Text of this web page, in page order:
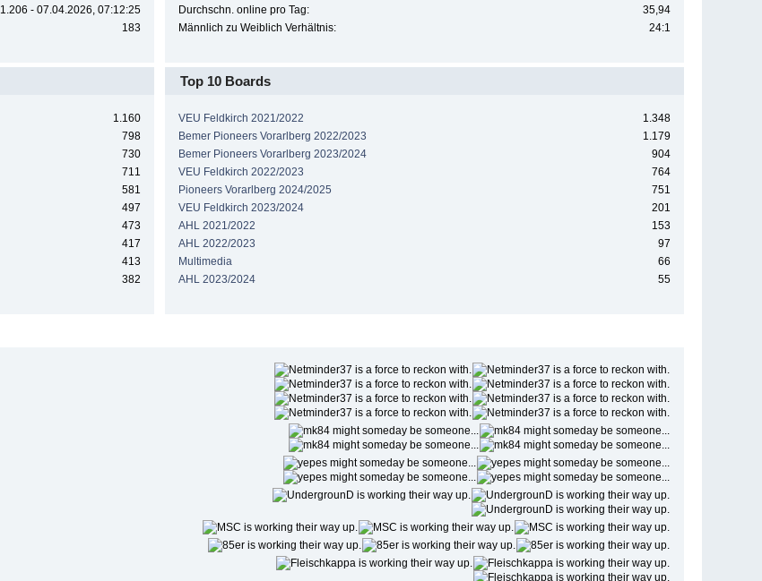
1.206 - 07.04.2026, 07:12:25
183
Durchschn. online pro Tag:
35,94
Männlich zu Weiblich Verhältnis:
24:1
1.160
798
730
711
581
497
473
417
413
382
Top 10 Boards
VEU Feldkirch 2021/2022
1.348
Bemer Pioneers Vorarlberg 2022/2023
1.179
Bemer Pioneers Vorarlberg 2023/2024
904
VEU Feldkirch 2022/2023
764
Pioneers Vorarlberg 2024/2025
751
VEU Feldkirch 2023/2024
201
AHL 2021/2022
153
AHL 2022/2023
97
Multimedia
66
AHL 2023/2024
55